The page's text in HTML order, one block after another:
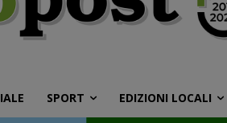
SPORT EDIZIONI LOCALI